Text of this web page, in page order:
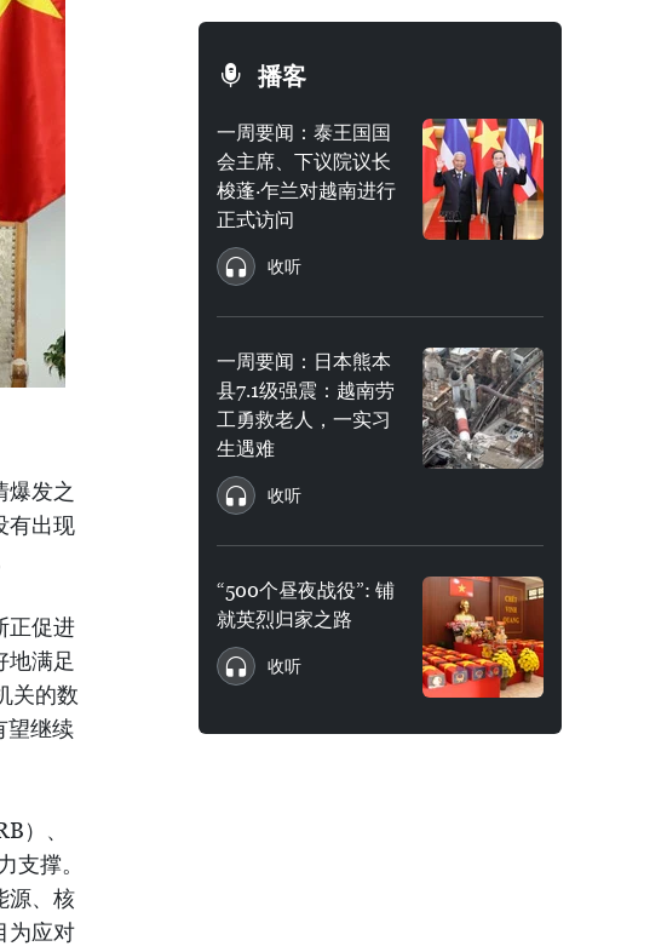
爆发之
有出现
正促进
地满足
关的数
望继续
）、
支撑。
源、核
为应对
播客
一周要闻：泰王国国
会主席、下议院议长
梭蓬·乍兰对越南进行
正式访问
收听
一周要闻：日本熊本
县7.1级强震：越南劳
工勇救老人，一实习
生遇难
收听
“500个昼夜战役”: 铺
就英烈归家之路
收听